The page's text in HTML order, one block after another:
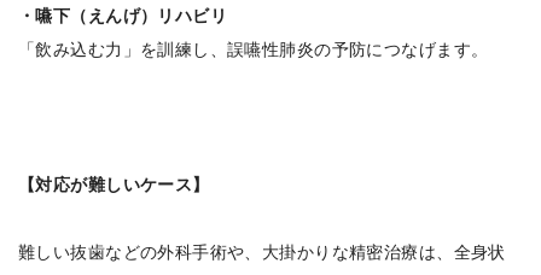
・嚥下（えんげ）リハビリ
「飲み込む力」を訓練し、誤嚥性肺炎の予防につなげます。
【対応が難しいケース】
難しい抜歯などの外科手術や、大掛かりな精密治療は、全身状